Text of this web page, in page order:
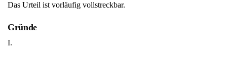
Das Urteil ist vorläufig vollstreckbar.
Gründe
I.